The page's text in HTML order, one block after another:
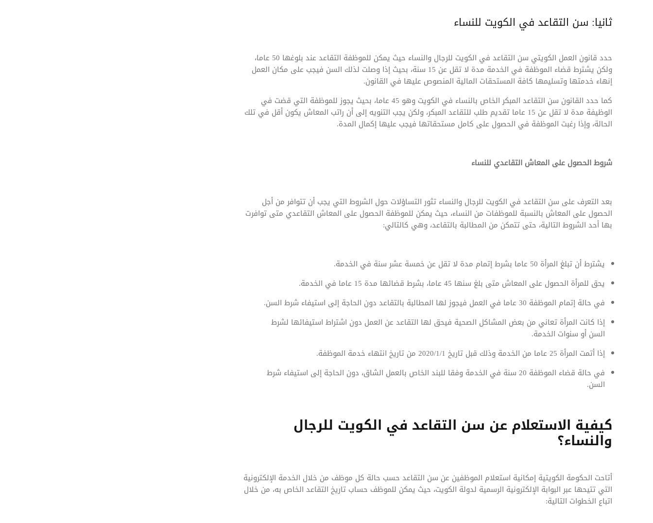
ثانيا: سن التقاعد في الكويت للنساء
حدد قانون العمل الكويتي سن التقاعد في الكويت للرجال والنساء حيث يمكن للموظفة التقاعد عند بلوغها 50 عاما،
ولكن يشترط قضاء الموظفة في الخدمة مدة لا تقل عن 15 سنة، بحيث إذا وصلت لذلك السن فيجب على مكان العمل
إنهاء خدمتها وتسليمها كافة المستحقات المالية المنصوص عليها في القانون.
كما حدد القانون سن التقاعد المبكر الخاص بالنساء في الكويت وهو 45 عاما، بحيث يجوز للموظفة التي قضت في
الوظيفة مدة لا تقل عن 15 عاما تقديم طلب للتقاعد المبكر، ولكن يجب التنويه إلى أن راتب المعاش يكون أقل في تلك
الحالة، وإذا رغبت الموظفة في الحصول على كامل مستحقاتها فيجب عليها إكمال المدة.
شروط الحصول على المعاش التقاعدي للنساء
بعد التعرف على سن التقاعد في الكويت للرجال والنساء تثور التساؤلات حول الشروط التي يجب أن تتوافر من أجل
الحصول على المعاش بالنسبة للموظفات من النساء، حيث يمكن للموظفة الحصول على المعاش التقاعدي متى توافرت
بها أحد الشروط التالية، حتى تتمكن من المطالبة بالتقاعد، وهي كالتالي:
يشترط أن تبلغ المرأة 50 عاما بشرط إتمام مدة لا تقل عن خمسة عشر سنة في الخدمة.
يحق للمرأة الحصول على المعاش متى بلغ سنها 45 عاما، بشرط قضائها مدة 15 عاما في الخدمة.
في حالة إتمام الموظفة 30 عاما في العمل فيجوز لها المطالبة بالتقاعد دون الحاجة إلى استيفاء شرط السن.
إذا كانت المرأة تعاني من بعض المشاكل الصحية فيحق لها التقاعد عن العمل دون اشتراط استيفائها لشرط
السن أو سنوات الخدمة.
إذا أتمت المرأة 25 عاما من الخدمة وذلك قبل تاريخ 2020/1/1 من تاريخ انتهاء خدمة الموظفة.
في حالة قضاء الموظفة 20 سنة في الخدمة وفقا للبند الخاص بالعمل الشاق، دون الحاجة إلى استيفاء شرط
السن.
كيفية الاستعلام عن سن التقاعد في الكويت للرجال
والنساء؟
أتاحت الحكومة الكويتية إمكانية استعلام الموظفين عن سن التقاعد حسب حالة كل موظف من خلال الخدمة الإلكترونية
التي تتيحها عبر البوابة الإلكترونية الرسمية لدولة الكويت، حيث يمكن للموظف حساب تاريخ التقاعد الخاص به، من خلال
اتباع الخطوات التالية: